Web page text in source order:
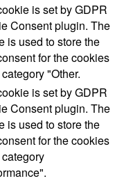
is set by GDPR
Consent plugin. The
is used to store the
for the cookies
"Other.
is set by GDPR
Consent plugin. The
is used to store the
for the cookies